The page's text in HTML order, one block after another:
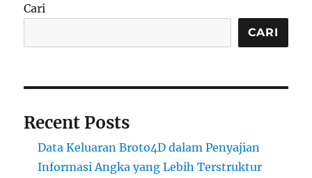
Cari
CARI
Recent Posts
Data Keluaran Broto4D dalam Penyajian
Informasi Angka yang Lebih Terstruktur